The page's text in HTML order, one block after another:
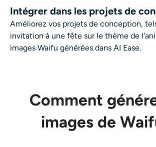
Intégrer dans les projets de
Améliorez vos projets de conception,
invitation à une fête sur le thème de
images Waifu générées dans AI Ease.
Comment
images de